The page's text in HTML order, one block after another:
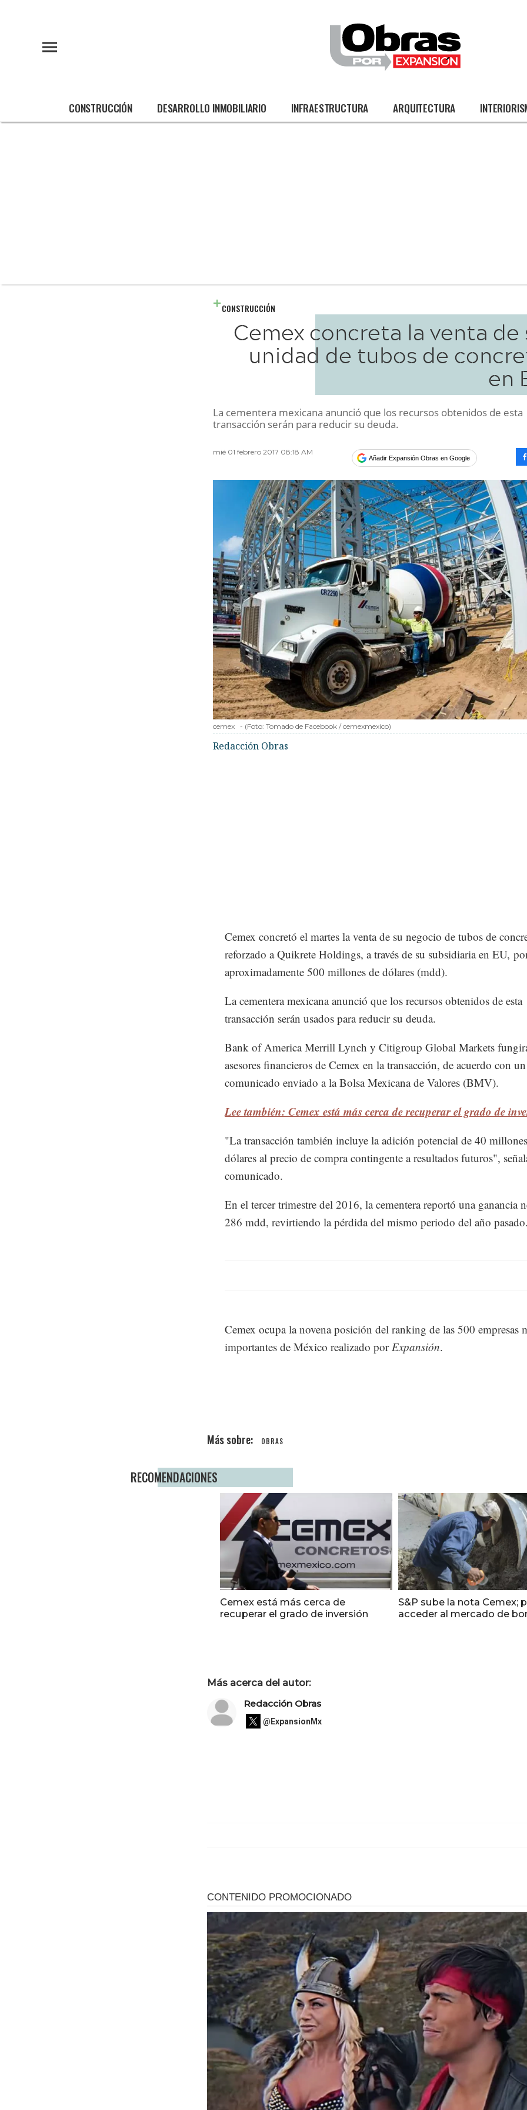
CONSTRUCCIÓN DESARROLLO INMOBILIARIO INFRAESTRUCTURA ARQUITECTURA
CONSTRUCCIÓN
Cemex concreta la venta de
unidad de tubos de
en
La cementera mexicana anunció que los recursos obtenidos de esta
transacción serán para reducir su deuda.
mié 01 febrero 2017 08:18 AM
Añadir Expansión Obras en Google
cemex - (Foto: Tomado de Facebook / cemexmexico)
Redacción Obras
Cemex concretó el martes la venta de su negocio de tubos de
reforzado a Quikrete Holdings, a través de su subsidiaria en EU,
aproximadamente 500 millones de dólares (mdd).
La cementera mexicana anunció que los recursos obtenidos de esta
transacción serán usados para reducir su deuda.
Bank of America Merrill Lynch y Citigroup Global Markets
asesores financieros de Cemex en la transacción, de acuerdo con un
comunicado enviado a la Bolsa Mexicana de Valores (BMV).
Lee también: Cemex está más cerca de recuperar el grado de
"La transacción también incluye la adición potencial de 40
dólares al precio de compra contingente a resultados futuros",
comunicado.
En el tercer trimestre del 2016, la cementera reportó una ganancia
286 mdd, revirtiendo la pérdida del mismo periodo del año
Cemex ocupa la novena posición del ranking de las 500 empresas
importantes de México realizado porExpansión.
OBRAS
RECOMENDACIONES
Cemex está más cerca de
recuperar el grado de inversión
S&P sube la nota Cemex;
acceder al mercado de
Más acerca del autor:
Redacción Obras
@ExpansionMx